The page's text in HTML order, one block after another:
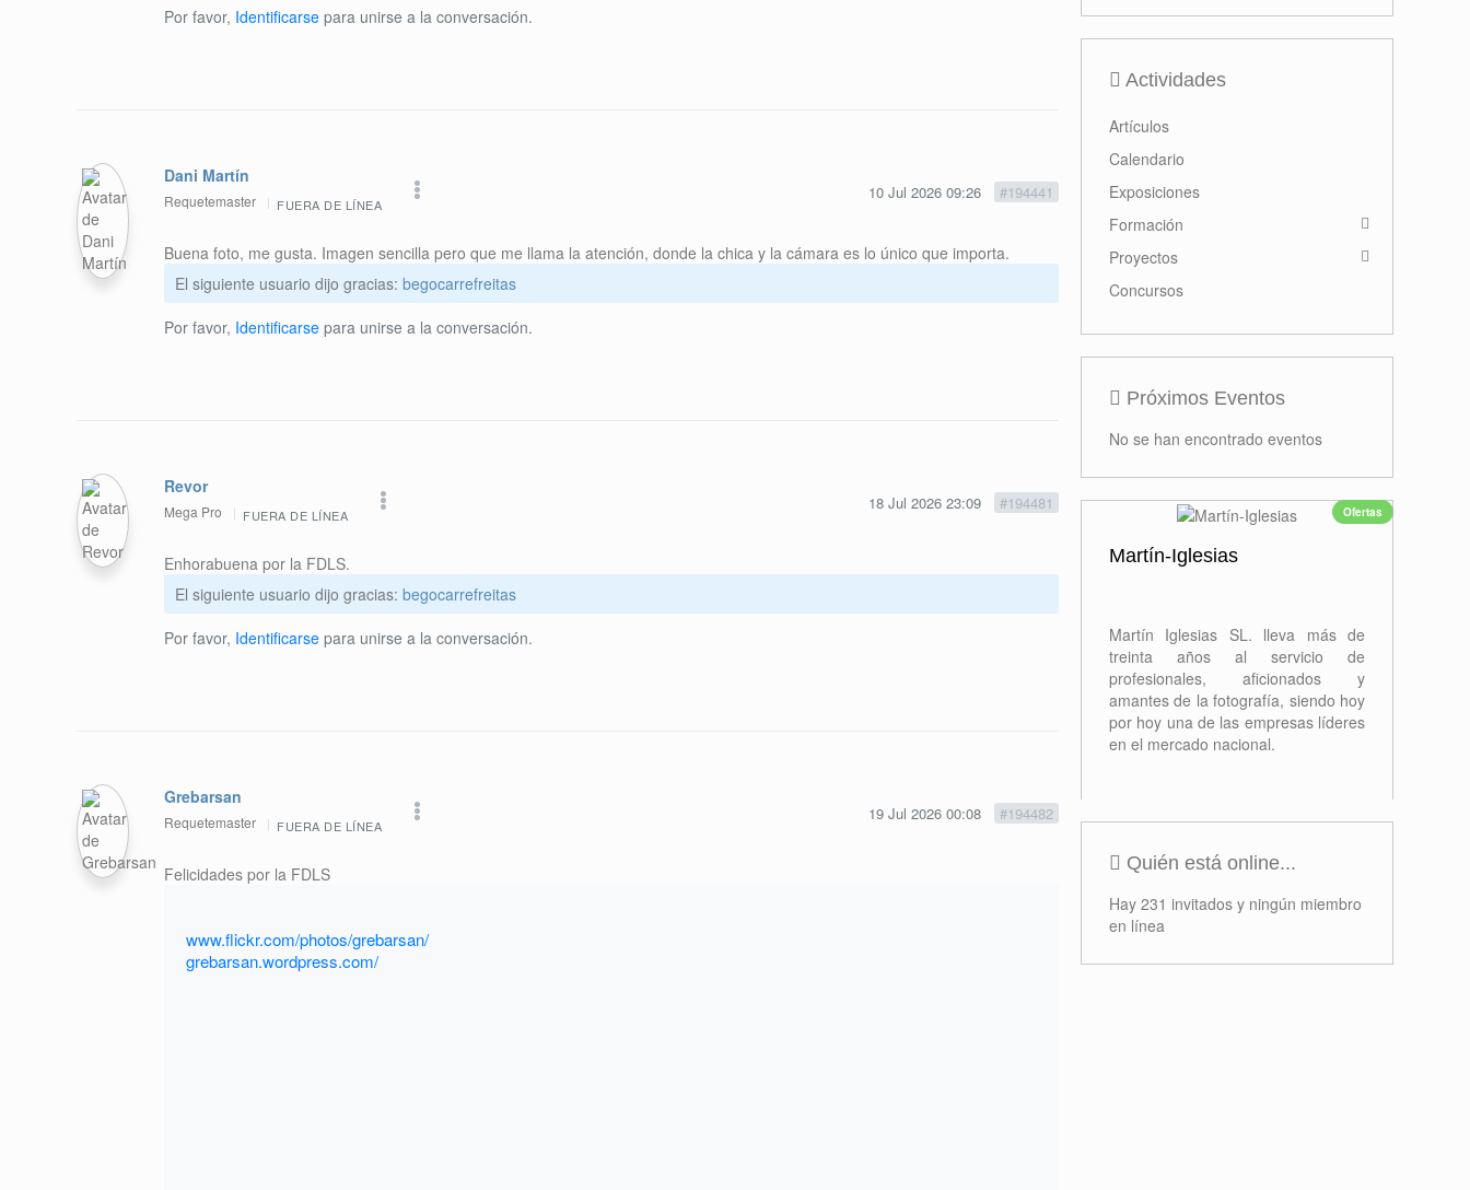
Por favor, Identificarse para unirse a la conversación.
10 Jul 2026 09:26 #194441
Dani Martín
Requetemaster FUERA DE LÍNEA
Buena foto, me gusta. Imagen sencilla pero que me llama la atención, donde la chica y la cámara es lo único que importa.
El siguiente usuario dijo gracias: begocarrefreitas
Por favor, Identificarse para unirse a la conversación.
18 Jul 2026 23:09 #194481
Revor
Mega Pro FUERA DE LÍNEA
Enhorabuena por la FDLS.
El siguiente usuario dijo gracias: begocarrefreitas
Por favor, Identificarse para unirse a la conversación.
19 Jul 2026 00:08 #194482
Grebarsan
Requetemaster FUERA DE LÍNEA
Felicidades por la FDLS
www.flickr.com/photos/grebarsan/
grebarsan.wordpress.com/
Actividades
Artículos
Calendario
Exposiciones
Formación
Proyectos
Concursos
Próximos Eventos
No se han encontrado eventos
Ofertas
Martín-Iglesias
Martín Iglesias SL. lleva más de
treinta años al servicio de
profesionales, aficionados y
amantes de la fotografía, siendo hoy
por hoy una de las empresas líderes
en el mercado nacional.
Quién está online...
Hay 231 invitados y ningún miembro
en línea